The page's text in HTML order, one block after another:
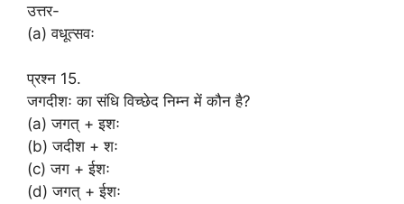
उत्तर-
(a) वधूत्सवः
प्रश्न 15.
जगदीशः का संधि विच्छेद निम्न में कौन है?
(a) जगत् + इशः
(b) जदीश + शः
(c) जग + ईशः
(d) जगत् + ईशः